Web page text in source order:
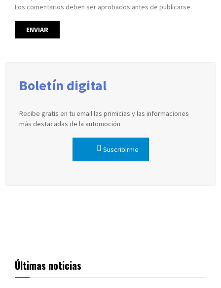
Los comentarios deben ser aprobados antes de publicarse.
Boletín digital
Recibe gratis en tu email las primicias y las informaciones
más destacadas de la automoción.
Suscribirme
Últimas noticias